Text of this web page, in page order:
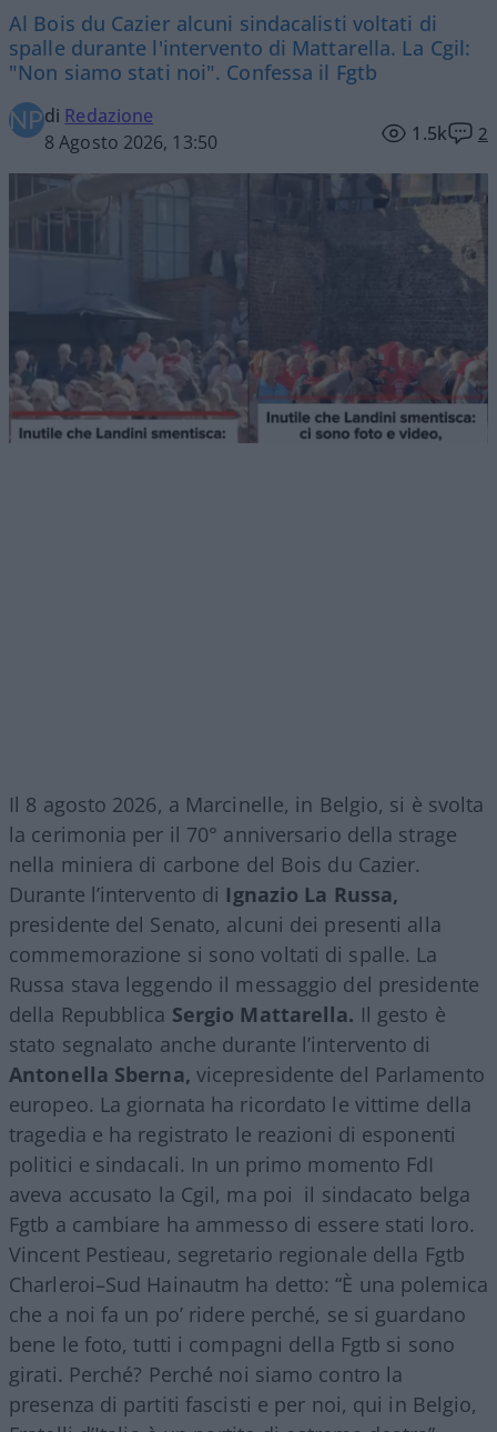
Al Bois du Cazier alcuni sindacalisti voltati di
spalle durante l'intervento di Mattarella. La Cgil:
"Non siamo stati noi". Confessa il Fgtb
di Redazione
8 Agosto 2026, 13:50
1.5k 2
Il 8 agosto 2026, a Marcinelle, in Belgio, si è svolta
la cerimonia per il 70° anniversario della strage
nella miniera di carbone del Bois du Cazier.
Durante l’intervento di Ignazio La Russa,
presidente del Senato, alcuni dei presenti alla
commemorazione si sono voltati di spalle. La
Russa stava leggendo il messaggio del presidente
della Repubblica Sergio Mattarella. Il gesto è
stato segnalato anche durante l’intervento di
Antonella Sberna, vicepresidente del Parlamento
europeo. La giornata ha ricordato le vittime della
tragedia e ha registrato le reazioni di esponenti
politici e sindacali. In un primo momento FdI
aveva accusato la Cgil, ma poi il sindacato belga
Fgtb a cambiare ha ammesso di essere stati loro.
Vincent Pestieau, segretario regionale della Fgtb
Charleroi–Sud Hainautm ha detto: “È una polemica
che a noi fa un po’ ridere perché, se si guardano
bene le foto, tutti i compagni della Fgtb si sono
girati. Perché? Perché noi siamo contro la
presenza di partiti fascisti e per noi, qui in Belgio,